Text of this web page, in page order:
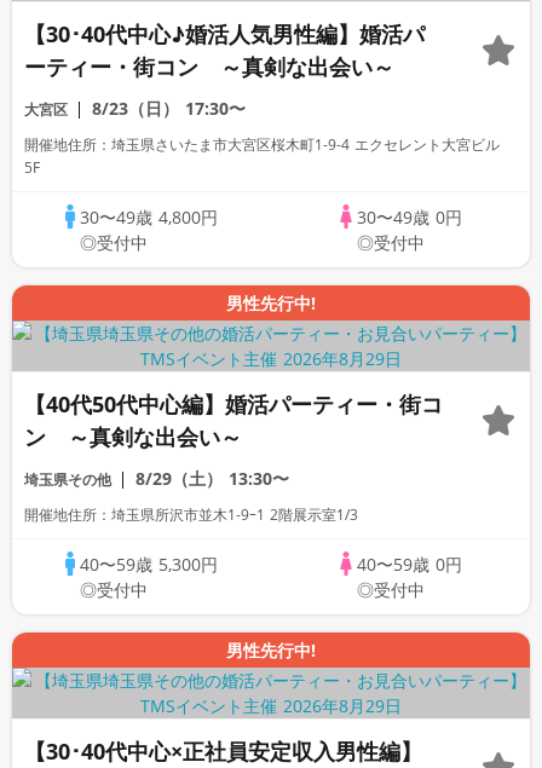
【30･40代中心♪婚活人気男性編】婚活パ
ーティー・街コン ～真剣な出会い～
大宮区 8/23（日） 17:30〜
開催地住所：埼玉県さいたま市大宮区桜木町1-9-4 エクセレント大宮ビル
5F
30〜49歳 4,800円
◎受付中
30〜49歳 0円
◎受付中
男性先行中!
【40代50代中心編】婚活パーティー・街コ
ン ～真剣な出会い～
埼玉県その他 8/29（土） 13:30〜
開催地住所：埼玉県所沢市並木1‐9ｰ1 2階展示室1/3
40〜59歳 5,300円
◎受付中
40〜59歳 0円
◎受付中
男性先行中!
【30･40代中心×正社員安定収入男性編】